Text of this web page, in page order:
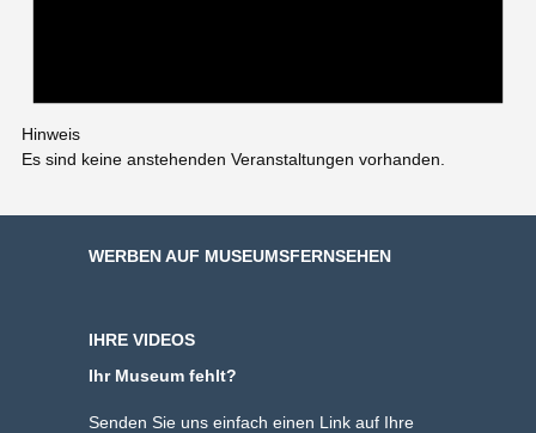
Hinweis
Es sind keine anstehenden Veranstaltungen vorhanden.
WERBEN AUF MUSEUMSFERNSEHEN
IHRE VIDEOS
Ihr Museum fehlt?
Senden Sie uns einfach einen Link auf Ihre